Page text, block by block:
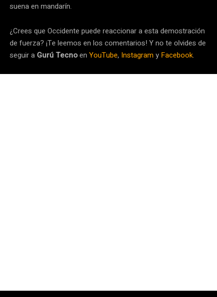
suena en mandarín.
¿Crees que Occidente puede reaccionar a esta demostración
de fuerza? ¡Te leemos en los comentarios! Y no te olvides de
seguir a Gurú Tecnoen YouTube, Instagramy Facebook.